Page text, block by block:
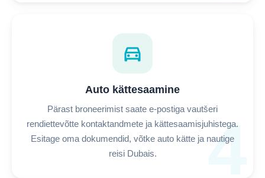
4
directions_car
Auto kättesaamine
Pärast broneerimist saate e-postiga vautšeri
rendiettevõtte kontaktandmete ja kättesaamisjuhistega.
Esitage oma dokumendid, võtke auto kätte ja nautige
reisi Dubais.